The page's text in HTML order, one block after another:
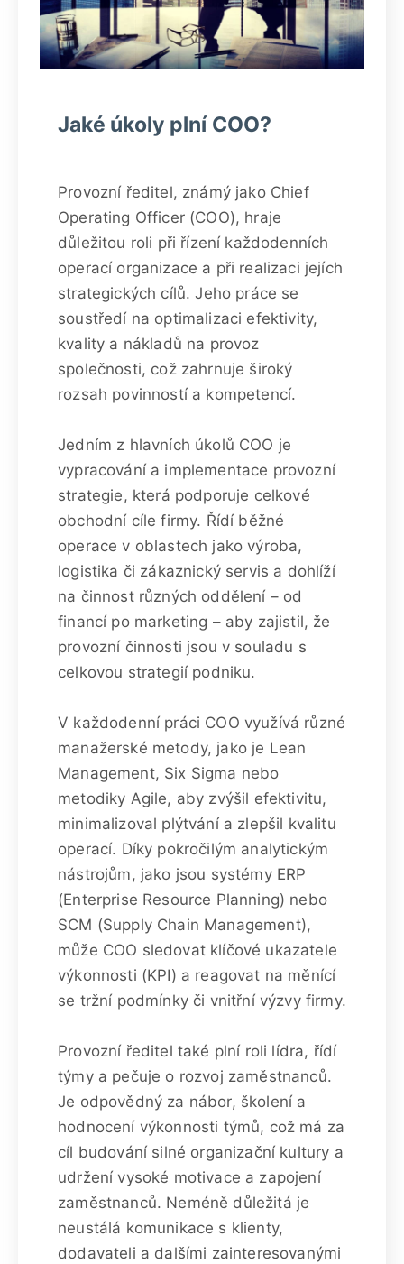
Jaké úkoly plní COO?
Provozní ředitel, známý jako Chief
Operating Officer (COO), hraje
důležitou roli při řízení každodenních
operací organizace a při realizaci jejích
strategických cílů. Jeho práce se
soustředí na optimalizaci efektivity,
kvality a nákladů na provoz
společnosti, což zahrnuje široký
rozsah povinností a kompetencí.
Jedním z hlavních úkolů COO je
vypracování a implementace provozní
strategie, která podporuje celkové
obchodní cíle firmy. Řídí běžné
operace v oblastech jako výroba,
logistika či zákaznický servis a dohlíží
na činnost různých oddělení – od
financí po marketing – aby zajistil, že
provozní činnosti jsou v souladu s
celkovou strategií podniku.
V každodenní práci COO využívá různé
manažerské metody, jako je Lean
Management, Six Sigma nebo
metodiky Agile, aby zvýšil efektivitu,
minimalizoval plýtvání a zlepšil kvalitu
operací. Díky pokročilým analytickým
nástrojům, jako jsou systémy ERP
(Enterprise Resource Planning) nebo
SCM (Supply Chain Management),
může COO sledovat klíčové ukazatele
výkonnosti (KPI) a reagovat na měnící
se tržní podmínky či vnitřní výzvy firmy.
Provozní ředitel také plní roli lídra, řídí
týmy a pečuje o rozvoj zaměstnanců.
Je odpovědný za nábor, školení a
hodnocení výkonnosti týmů, což má za
cíl budování silné organizační kultury a
udržení vysoké motivace a zapojení
zaměstnanců. Neméně důležitá je
neustálá komunikace s klienty,
dodavateli a dalšími zainteresovanými